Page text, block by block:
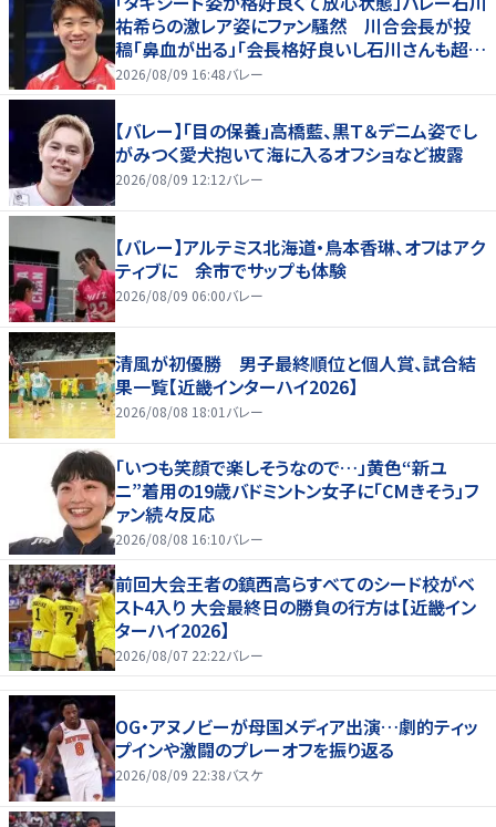
祐希らの激レア姿にファン騒然 川合会長が投
稿「鼻血が出る」「会長格好良いし石川さんも超格
好いい」
2026/08/09 16:48バレー
【バレー】「目の保養」高橋藍、黒Ｔ＆デニム姿でし
がみつく愛犬抱いて海に入るオフショなど披露
2026/08/09 12:12バレー
【バレー】アルテミス北海道・鳥本香琳、オフはアク
ティブに 余市でサップも体験
2026/08/09 06:00バレー
清風が初優勝 男子最終順位と個人賞、試合結
果一覧【近畿インターハイ2026】
2026/08/08 18:01 バレー
「いつも笑顔で楽しそうなので…」黄色“新ユ
ニ”着用の19歳バドミントン女子に「CMきそう」フ
ァン続々反応
2026/08/08 16:10バレー
前回大会王者の鎮西高らすべてのシード校がベ
スト4入り 大会最終日の勝負の行方は【近畿イン
ターハイ2026】
2026/08/07 22:22バレー
OG・アヌノビーが母国メディア出演…劇的ティッ
プインや激闘のプレーオフを振り返る
2026/08/09 22:38バスケ